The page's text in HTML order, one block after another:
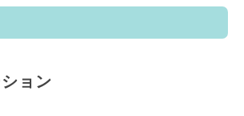
ョン